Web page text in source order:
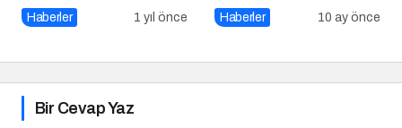
Teknoloji’de “Iceberg of
Haberler 1 yıl önce
Lastiği Kullanmanın
Haberler 10 ay önce
Bir Cevap Yaz